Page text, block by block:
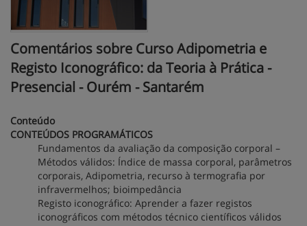
Comentários sobre Curso Adipometria e
Registo Iconográfico: da Teoria à Prática -
Presencial - Ourém - Santarém
Conteúdo
CONTEÚDOS PROGRAMÁTICOS
Fundamentos da avaliação da composição corporal –
Métodos válidos: Índice de massa corporal, parâmetros
corporais, Adipometria, recurso à termografia por
infravermelhos; bioimpedância
Registo iconográfico: Aprender a fazer registos
iconográficos com métodos técnico científicos válidos